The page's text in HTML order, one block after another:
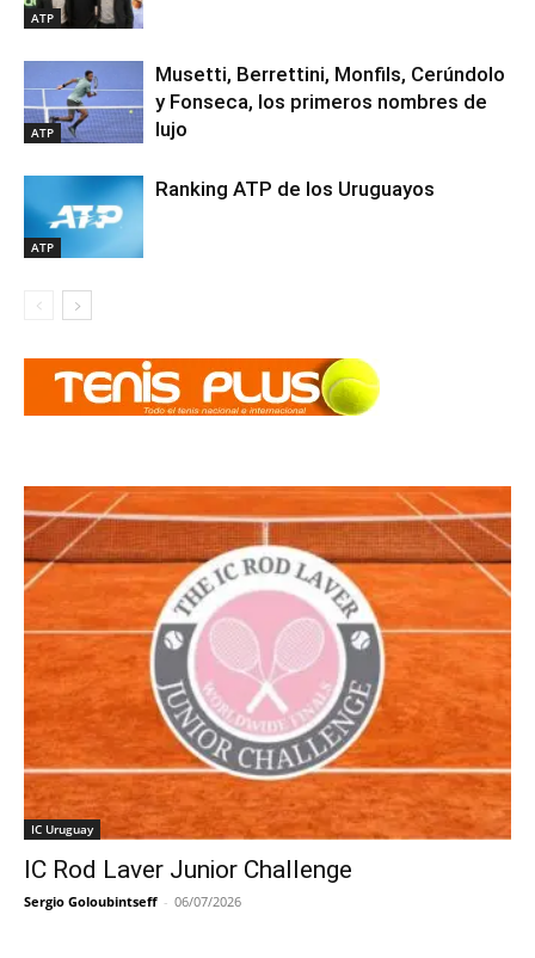
ATP
ATP
Musetti, Berrettini, Monfils, Cerúndolo
y Fonseca, los primeros nombres de
lujo
ATP
Ranking ATP de los Uruguayos
IC Uruguay
IC Rod Laver Junior Challenge
Sergio Goloubintseff - 06/07/2026